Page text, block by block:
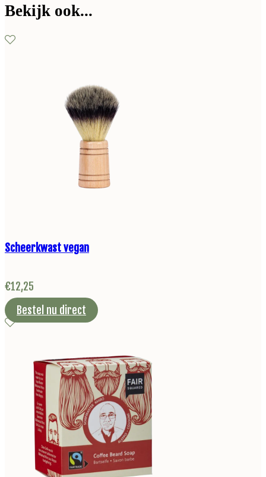
Bekijk ook...
Scheerkwast vegan
€12,25
Bestel nu direct